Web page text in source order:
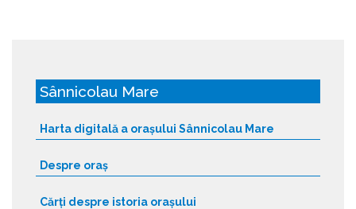
Sânnicolau Mare
Harta digitală a orașului Sânnicolau Mare
Despre oraș
Cărți despre istoria orașului